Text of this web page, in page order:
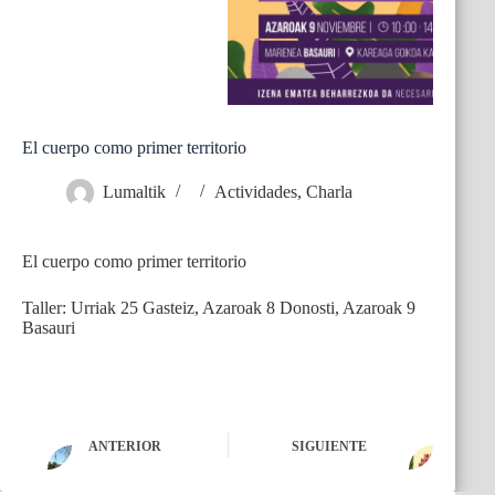
El cuerpo como primer territorio
Lumaltik Actividades, Charla
El cuerpo como primer territorio
Taller: Urriak 25 Gasteiz, Azaroak 8 Donosti, Azaroak 9
Basauri
ANTERIOR SIGUIENTE